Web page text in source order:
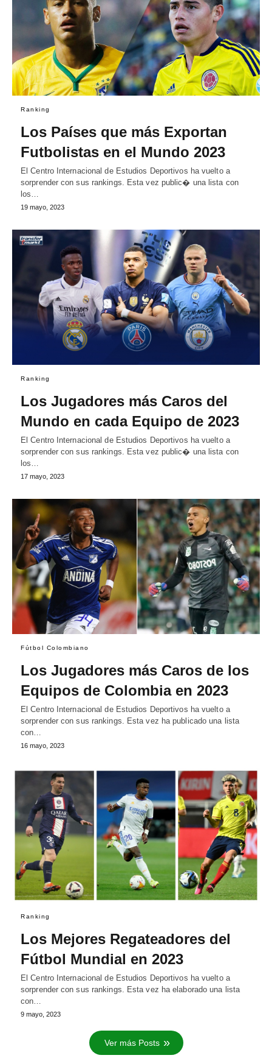
Ranking
Los Países que más Exportan
Futbolistas en el Mundo 2023
El Centro Internacional de Estudios Deportivos ha vuelto a
sorprender con sus rankings. Esta vez public� una lista con
los…
19 mayo, 2023
Ranking
Los Jugadores más Caros del
Mundo en cada Equipo de 2023
El Centro Internacional de Estudios Deportivos ha vuelto a
sorprender con sus rankings. Esta vez public� una lista con
los…
17 mayo, 2023
Fútbol Colombiano
Los Jugadores más Caros de los
Equipos de Colombia en 2023
El Centro Internacional de Estudios Deportivos ha vuelto a
sorprender con sus rankings. Esta vez ha publicado una lista
con…
16 mayo, 2023
Ranking
Los Mejores Regateadores del
Fútbol Mundial en 2023
El Centro Internacional de Estudios Deportivos ha vuelto a
sorprender con sus rankings. Esta vez ha elaborado una lista
con…
9 mayo, 2023
Ver más Posts